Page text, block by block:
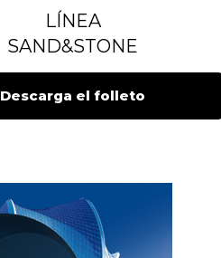
LÍNEA
SAND&STONE
Descarga el folleto